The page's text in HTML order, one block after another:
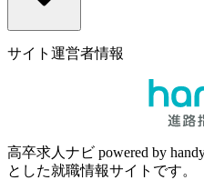
サイト運営者情報
高卒求人ナビ powered by
とした就職情報サイトです。